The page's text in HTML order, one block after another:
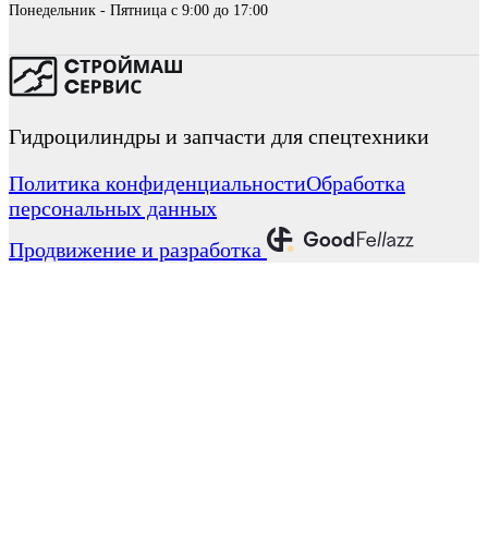
Понедельник - Пятница с 9:00 до 17:00
Гидроцилиндры и запчасти для спецтехники
Политика конфиденциальностиОбработка
персональных данных
Продвижение и разработка